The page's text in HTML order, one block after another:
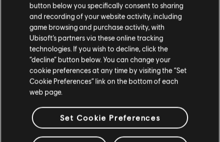
Visite nossa Store local para fazer sua compra.
Fique na Store atual
Mudar para a loja do país Portugal
button below you specifically consent to sharing
and recording of your website activity, including
game browsing and purchase activity, with
Ubisoft’s partners via these online tracking
technologies. If you wish to decline, click the
“decline” button below. You can change your
cookie preferences at any time by visiting the “Set
Cookie Preferences” link on the bottom of each
web page.
Set Cookie Preferences